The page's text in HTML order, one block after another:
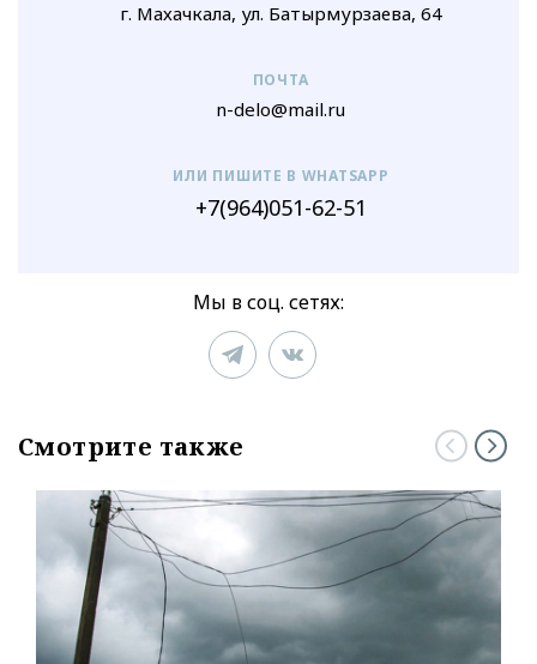
г. Махачкала, ул. Батырмурзаева, 64
ПОЧТА
n-delo@mail.ru
ИЛИ ПИШИТЕ В WHATSAPP
+7(964)051-62-51
Мы в соц. сетях:
Смотрите также